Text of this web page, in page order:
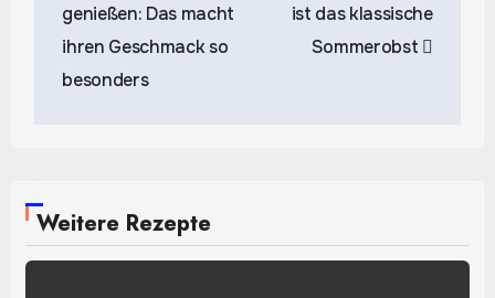
genießen: Das macht
ihren Geschmack so
besonders
ist das klassische
Sommerobst
Weitere Rezepte